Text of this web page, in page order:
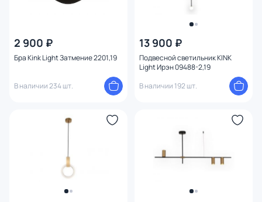
2 900 ₽
Бра Kink Light Затмение 2201,19
В наличии 234 шт.
13 900 ₽
Подвесной светильник KINK
Light Ирэн 09488-2,19
В наличии 192 шт.